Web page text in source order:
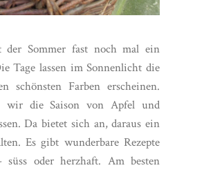
Sommer fast noch mal ein
Tage lassen im Sonnenlicht die
schönsten Farben erscheinen.
wir die Saison von Apfel und
Da bietet sich an, daraus ein
Es gibt wunderbare Rezepte
oder herzhaft. Am besten